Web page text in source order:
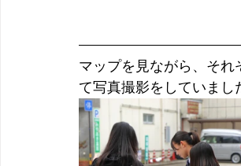
マップを見ながら、そ
て写真撮影をしていまし